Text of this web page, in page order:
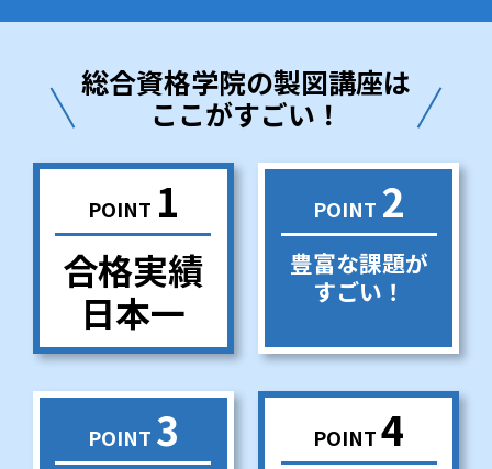
総合資格学院の製図講座は
ここがすごい！
POINT 1
合格実績
日本一
POINT 2
豊富な課題が
すごい！
POINT 3 POINT4